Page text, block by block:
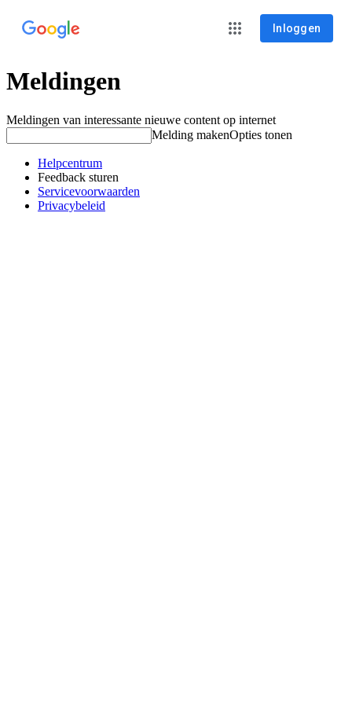
Inloggen
Meldingen
Meldingen van interessante nieuwe content op internet
Melding makenOpties tonen
Helpcentrum
Feedback sturen
Servicevoorwaarden
Privacybeleid